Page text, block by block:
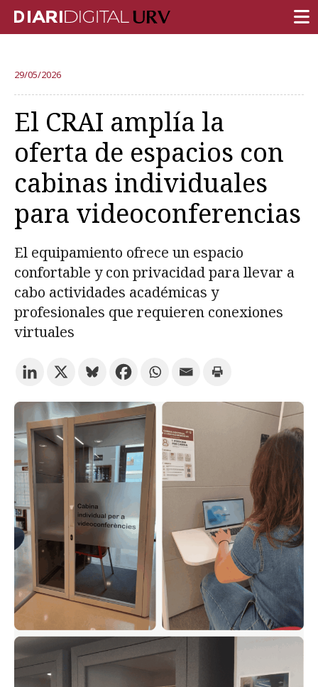
INVESTIGACIÓN
DOCENCIA
INSTITUCIÓN
VIDA EN EL CAMPUS
COMUNIDAD URV
Ámbitos universitarios
Suscríbete a los boletines electrónicos de la URV Agenda
ESPAÑOL CATALÀ
29/05/2026
El CRAI amplía la
oferta de espacios con
cabinas individuales
para videoconferencias
El equipamiento ofrece un espacio
confortable y con privacidad para llevar a
cabo actividades académicas y
profesionales que requieren conexiones
virtuales